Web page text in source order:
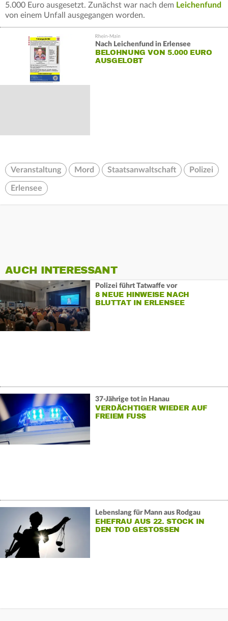
5.000 Euro ausgesetzt. Zunächst war nach dem Leichenfund
von einem Unfall ausgegangen worden.
Nach Leichenfund in Erlensee
BELOHNUNG VON 5.000 EURO
AUSGELOBT
Veranstaltung Mord Staatsanwaltschaft Polizei
Erlensee
AUCH INTERESSANT
Polizei führt Tatwaffe vor
8 NEUE HINWEISE NACH
BLUTTAT IN ERLENSEE
37-Jährige tot in Hanau
VERDÄCHTIGER WIEDER AUF
FREIEM FUSS
Lebenslang für Mann aus Rodgau
EHEFRAU AUS 22. STOCK IN
DEN TOD GESTOSSEN